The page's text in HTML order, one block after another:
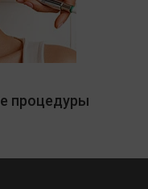
процедуры